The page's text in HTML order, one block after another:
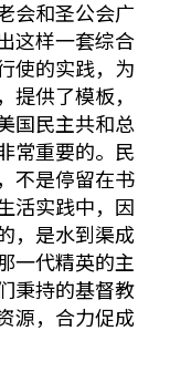
会和圣公会广
这样一套综合
使的实践，为
供了模板，
国民主共和总
常重要的。民
不是停留在书
活实践中，因
，是水到渠成
一代精英的主
秉持的基督教
源，合力促成